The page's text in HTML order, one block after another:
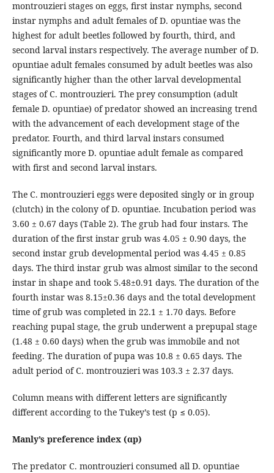
montrouzieri stages on eggs, first instar nymphs, second
instar nymphs and adult females of D. opuntiae was the
highest for adult beetles followed by fourth, third, and
second larval instars respectively. The average number of D.
opuntiae adult females consumed by adult beetles was also
significantly higher than the other larval developmental
stages of C. montrouzieri. The prey consumption (adult
female D. opuntiae) of predator showed an increasing trend
with the advancement of each development stage of the
predator. Fourth, and third larval instars consumed
significantly more D. opuntiae adult female as compared
with first and second larval instars.
The C. montrouzieri eggs were deposited singly or in group
(clutch) in the colony of D. opuntiae. Incubation period was
3.60 ± 0.67 days (Table 2). The grub had four instars. The
duration of the first instar grub was 4.05 ± 0.90 days, the
second instar grub developmental period was 4.45 ± 0.85
days. The third instar grub was almost similar to the second
instar in shape and took 5.48±0.91 days. The duration of the
fourth instar was 8.15±0.36 days and the total development
time of grub was completed in 22.1 ± 1.70 days. Before
reaching pupal stage, the grub underwent a prepupal stage
(1.48 ± 0.60 days) when the grub was immobile and not
feeding. The duration of pupa was 10.8 ± 0.65 days. The
adult period of C. montrouzieri was 103.3 ± 2.37 days.
Column means with different letters are significantly
different according to the Tukey’s test (p ≤ 0.05).
Manly’s preference index (αp)
The predator C. montrouzieri consumed all D. opuntiae